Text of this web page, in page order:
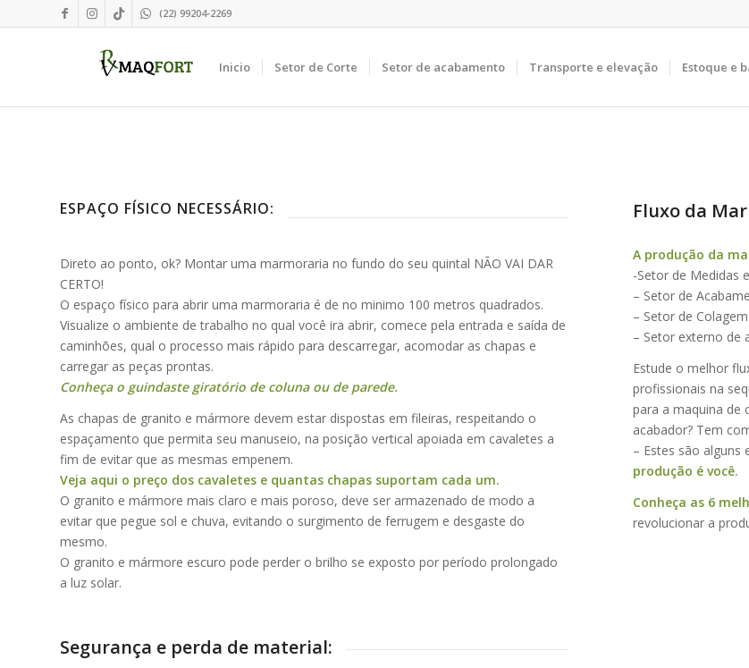
(22) 99204-2269
Inicio Setor de Corte Setor de acabamento Transporte e elevação Estoque e
ESPAÇO FÍSICO NECESSÁRIO:
Direto ao ponto, ok? Montar uma marmoraria no fundo do seu quintal NÃO VAI DAR
CERTO!
O espaço físico para abrir uma marmoraria é de no minimo 100 metros quadrados.
Visualize o ambiente de trabalho no qual você ira abrir, comece pela entrada e saída de
caminhões, qual o processo mais rápido para descarregar, acomodar as chapas e
carregar as peças prontas.
Conheça o guindaste giratório de coluna ou de parede.
As chapas de granito e mármore devem estar dispostas em fileiras, respeitando o
espaçamento que permita seu manuseio, na posição vertical apoiada em cavaletes a
fim de evitar que as mesmas empenem.
Veja aqui o preço dos cavaletes e quantas chapas suportam cada um.
O granito e mármore mais claro e mais poroso, deve ser armazenado de modo a
evitar que pegue sol e chuva, evitando o surgimento de ferrugem e desgaste do
mesmo.
O granito e mármore escuro pode perder o brilho se exposto por período prolongado
a luz solar.
Segurança e perda de material:
Fluxo da
A produção da
-Setor de Medidas
– Setor de
– Setor de
– Setor externo de
Estude o melhor
profissionais na
para a maquina de
acabador? Tem
– Estes são
produção é você.
Conheça as 6
revolucionar a